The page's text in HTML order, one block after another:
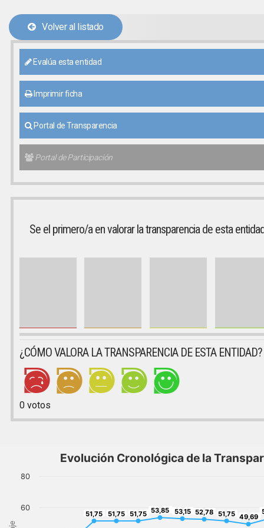
Volver al listado
Evalúa esta entidad
Imprimir ficha
Portal de Transparencia
Portal de Participación
Se el primero/a en valorar la transparencia de esta
¿CÓMO VALORA LA TRANSPARENCIA DE ESTA ENTIDAD?
0votos
Evolución Cronológica de la
51,75
51,75 51,75
51,75 51,75
51,7553,85
53,85 53,15
53,15 52,78
52,78 51,75
51,75 49,69
49,69
60
80